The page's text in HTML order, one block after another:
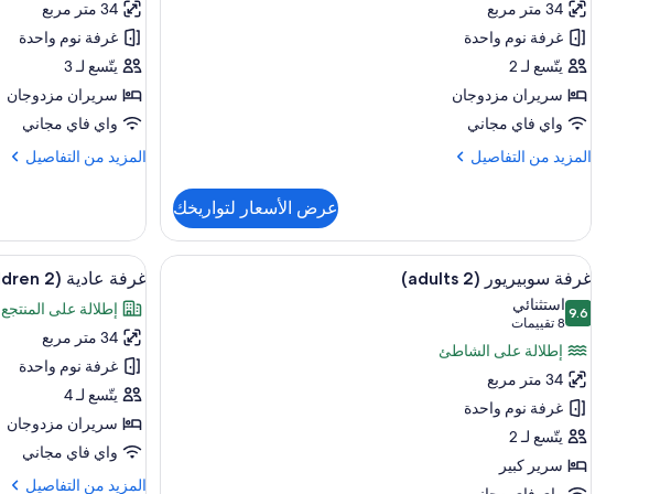
(2
adults)
34 متر مربع
غرفة نوم واحدة
يتّسع لـ 2
سريران مزدوجان
واي فاي مجاني
المزيد من التفاصيل
المزيد
غرفة
عادية
(2
adults)
عرض الأسعار لتواريخك
(3
adults)
34 متر مربع
غرفة نوم واحدة
يتّسع لـ 3
سريران مزدوجان
واي فاي مجاني
المزيد من التفاصيل
المزيد
غرفة
عادية
(3
adults)
استعراض
جميع
صور
غرفة
سوبيريور
(2
adults)
ميني بار وخزنة داخل الغرفة ومكتب وواي فاي مجانًا
8
غرفة سوبيريور (2 adults)
9.69.6 من 10
استثنائي
8 تقييمات(8
تقييمات)
إطلالة على الشاطئ
34 متر مربع
غرفة نوم واحدة
يتّسع لـ 2
سرير كبير
استعراض
جميع
صور
غرفة
عادية
(2
adults
and
8
غرفة عادية (2 adults and 2 children)
إطلالة على المنتجع
34 متر مربع
غرفة نوم واحدة
يتّسع لـ 4
سريران مزدوجان
واي فاي مجاني
المزيد من التفاصيل
المزيد